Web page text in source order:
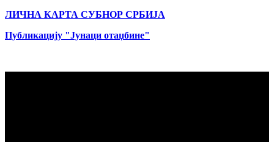
ЛИЧНА КАРТА СУБНОР СРБИЈА
Публикацију "Јунаци отаџбине"